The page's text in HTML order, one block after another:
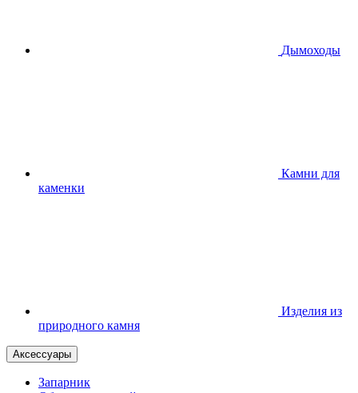
Дымоходы
Камни для
каменки
Изделия из
природного камня
Аксессуары
Запарник